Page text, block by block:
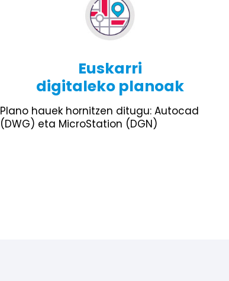
Euskarri
digitaleko planoak
Plano hauek hornitzen ditugu: Autocad
(DWG) eta MicroStation (DGN)